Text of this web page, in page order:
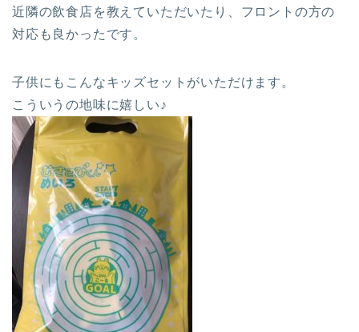
近隣の飲食店を教えていただいたり、フロントの方の
対応も良かったです。
子供にもこんなキッズセットがいただけます。
こういうの地味に嬉しい♪